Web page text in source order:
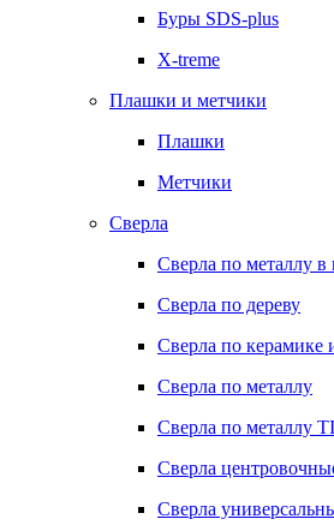
Буры SDS-plus
X-treme
Плашки и метчики
Плашки
Метчики
Сверла
Сверла по металлу в
Сверла по дереву
Сверла по керамике
Сверла по металлу
Сверла по металлу
Сверла
Сверла